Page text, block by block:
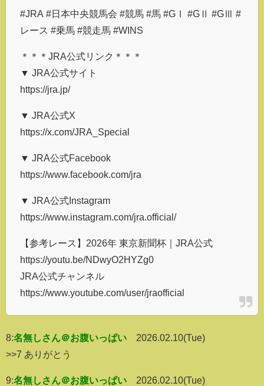
#JRA #日本中央競馬会 #競馬 #馬 #GⅠ #GⅡ #GⅢ #
レース #乗馬 #競走馬 #WINS
＊＊＊JRA公式リンク＊＊＊
▼ JRA公式サイト
https://jra.jp/
▼ JRA公式X
https://x.com/JRA_Special
▼ JRA公式Facebook
https://www.facebook.com/jra
▼ JRA公式Instagram
https://www.instagram.com/jra.official/
【参考レース】2026年 東京新聞杯｜JRA公式
https://youtu.be/NDwyO2HYZg0
JRA公式チャンネル
https://www.youtube.com/user/jraofficial
8:名無しさん＠お腹いっぱい
2026.02.10(Tue)
>>7 ありがとう
9:名無しさん＠お腹いっぱい 2026.02.10(Tue)